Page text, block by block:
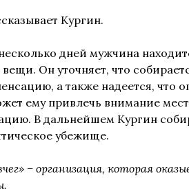
Кургин.
дней мужчина
вещи. Он уточняет, что
а также надеется, что
ему привлечь внимание
В дальнейшем Кургин
убежище.
– организация, которая